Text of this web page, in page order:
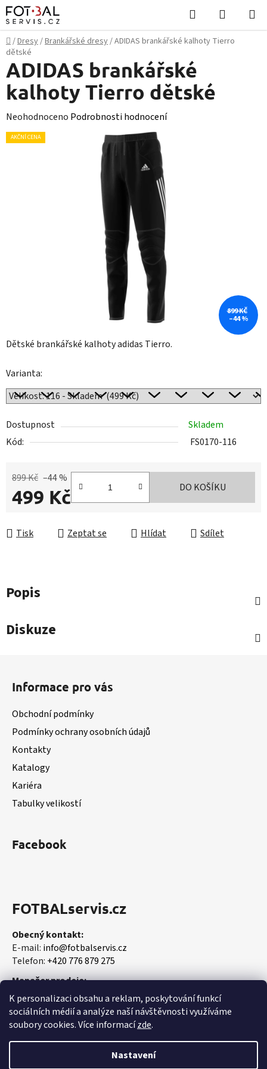
K personalizaci obsahu a reklam, poskytování funkcí
sociálních médií a analýze naší návštěvnosti využíváme
soubory cookies. Více informacízde.
Nastavení
Přejít
na
obsah
Hledat
KOŠÍK
Domů
/Dresy/Brankářské dresy/ADIDAS brankářské kalhoty Tierro
dětské
Dětské brankářské kalhoty adidas Tierro.
Varianta:
Dostupnost
Skladem
Kód:
FS0170-116
899 Kč –44 %
499 Kč DO KOŠÍKU
Tisk Zeptat se Hlídat Sdílet
ADIDAS brankářské
kalhoty Tierro dětské
Průměrné
hodnocení
Neohodnoceno Podrobnosti hodnocení
AKČNÍ CENA
899 KČ
–44 %
Popis
Diskuze
Informace pro vás
Obchodní podmínky
Podmínky ochrany osobních údajů
Kontakty
Katalogy
Kariéra
Tabulky velikostí
Facebook
FOTBALservis.cz
Obecný kontakt:
E-mail: info@fotbalservis.cz
Telefon: +420 776 879 275
Manažer prodeje:
Martin Vališ
Mobil:+420 606 657 244